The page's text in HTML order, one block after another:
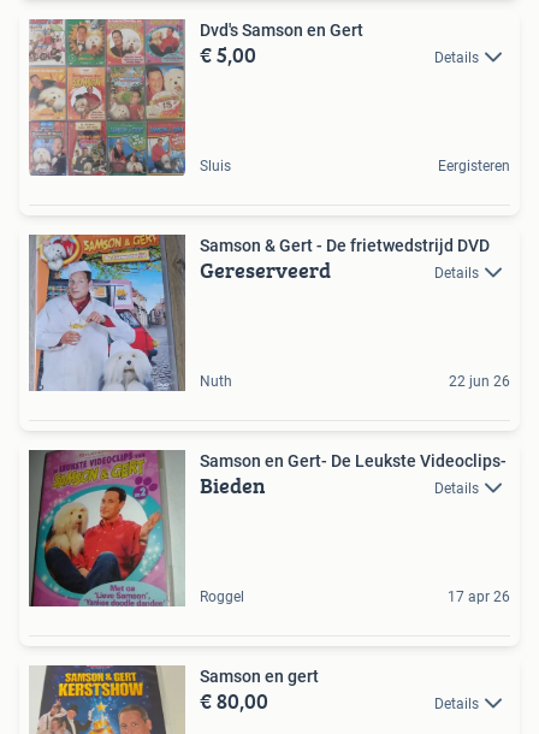
Dvd's Samson en Gert
€ 5,00 Details
Sluis Eergisteren
Samson & Gert - De frietwedstrijd DVD
Gereserveerd Details
Nuth 22 jun 26
Samson en Gert- De Leukste Videoclips-
Bieden Details
Roggel 17 apr 26
Samson en gert
€ 80,00 Details